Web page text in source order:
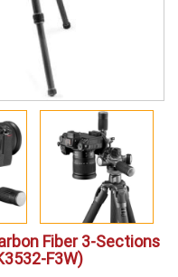
Fiber 3-Sections
F3W)